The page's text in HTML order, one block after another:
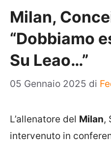
Milan,
“Dobbiamo
Su Leao…”
05 Gennaio 2025 di
L’allenatore del Milan,
intervenuto in